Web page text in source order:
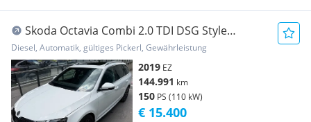
Skoda Octavia Combi 2.0 TDI DSG Style
Limited | AHK |...
Diesel, Automatik, gültiges Pickerl, Gewährleistung
2019 EZ
144.991 km
150 PS (110 kW)
€ 15.400